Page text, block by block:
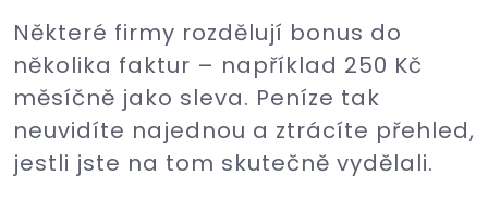
Některé firmy rozdělují bonus do
několika faktur – například 250 Kč
měsíčně jako sleva. Peníze tak
neuvidíte najednou a ztrácíte přehled,
jestli jste na tom skutečně vydělali.